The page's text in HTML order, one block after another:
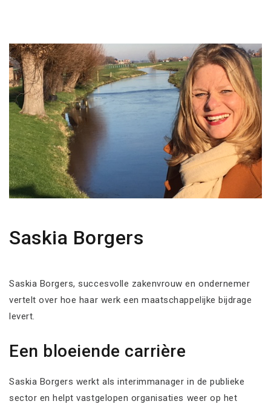
Saskia Borgers
Saskia Borgers, succesvolle zakenvrouw en ondernemer
vertelt over hoe haar werk een maatschappelijke bijdrage
levert.
Een bloeiende carrière
Saskia Borgers werkt als interimmanager in de publieke
sector en helpt vastgelopen organisaties weer op het